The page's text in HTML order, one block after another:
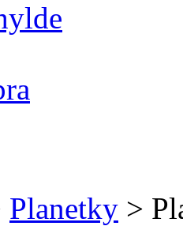
Planetky >